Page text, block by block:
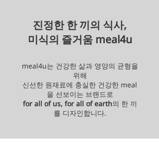
진정한 한 끼의 식사,
미식의 즐거움 meal4u
meal4u는 건강한 삶과 영양의 균형을
위해
신선한 원재료에 충실한 건강한 meal
을 선보이는 브랜드로
for all of us, for all of earth의 한 끼
를 디자인합니다.